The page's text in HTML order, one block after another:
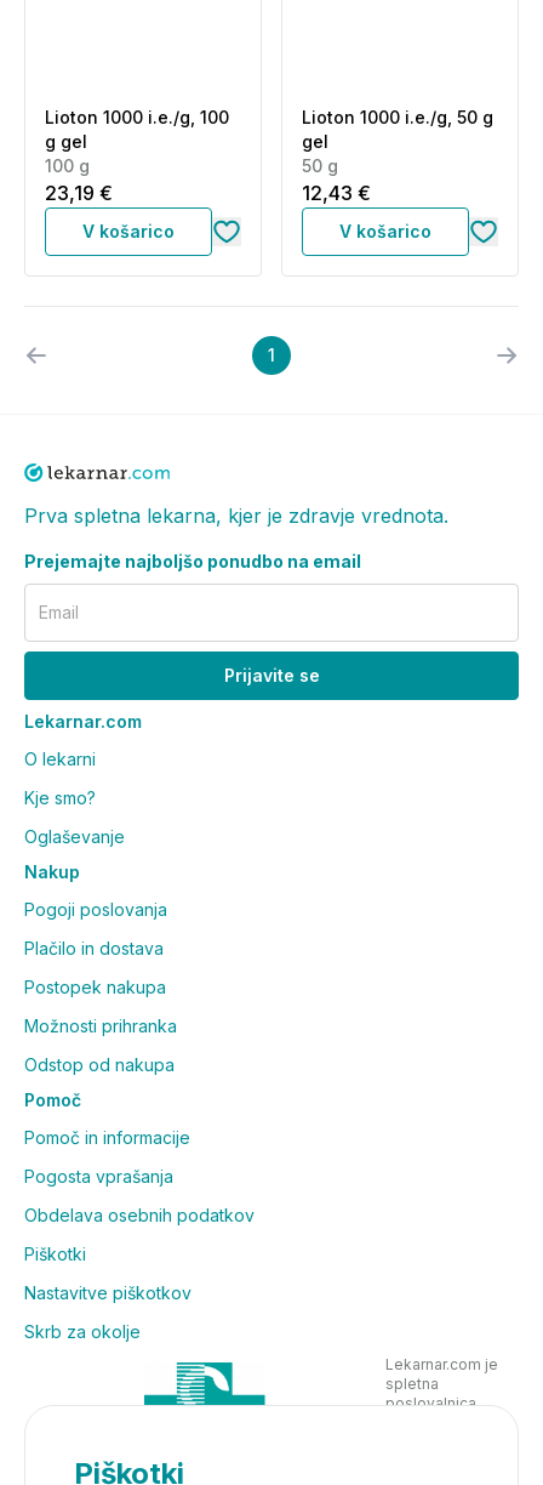
Lioton 1000 i.e./g, 100
g gel
100 g
23,19 €
V košarico
Lioton 1000 i.e./g, 50 g
gel
50 g
12,43 €
V košarico
1
Prva spletna lekarna, kjer je zdravje vrednota.
Prejemajte najboljšo ponudbo na email
Email
Prijavite se
Lekarnar.com
O lekarni
Kje smo?
Oglaševanje
Nakup
Pogoji poslovanja
Plačilo in dostava
Postopek nakupa
Možnosti prihranka
Odstop od nakupa
Pomoč
Pomoč in informacije
Pogosta vprašanja
Obdelava osebnih podatkov
Piškotki
Nastavitve piškotkov
Skrb za okolje
Lekarnar.com je
spletna
poslovalnica
Piškotki